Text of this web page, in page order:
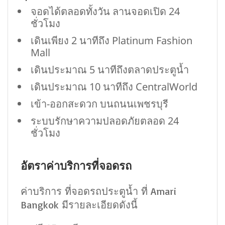
จอดได้ตลอดทั้งวัน ลานจอดเปิด 24
ชั่วโมง
เดินเพียง 2 นาทีถึง Platinum Fashion
Mall
เดินประมาณ 5 นาทีถึงตลาดประตูน้ำ
เดินประมาณ 10 นาทีถึง CentralWorld
เข้า-ออกสะดวก บนถนนเพชรบุรี
ระบบรักษาความปลอดภัยตลอด 24
ชั่วโมง
อัตราค่าบริการที่จอดรถ
ค่าบริการ ที่จอดรถประตูน้ำ ที่ Amari
Bangkok มีรายละเอียดดังนี้